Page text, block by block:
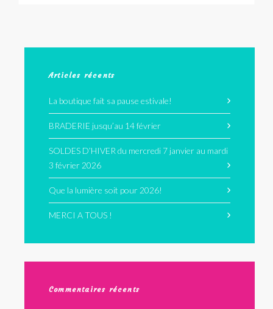
Articles récents
La boutique fait sa pause estivale!
BRADERIE jusqu’au 14 février
SOLDES D’HIVER du mercredi 7 janvier au mardi
3 février 2026
Que la lumière soit pour 2026!
MERCI A TOUS !
Commentaires récents